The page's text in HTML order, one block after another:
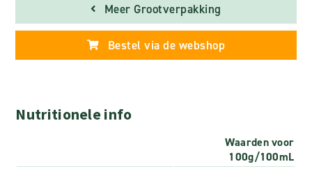
Meer Grootverpakking
Bestel via de webshop
Nutritionele info
Waarden voor
100g/100mL